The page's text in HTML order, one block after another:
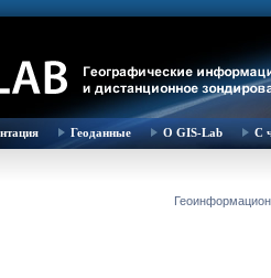
Геоданные О GIS-Lab С